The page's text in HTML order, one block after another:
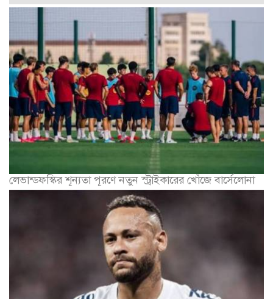
লেভান্ডফস্কির শূন্যতা পূরণে নতুন স্ট্রাইকারের খোঁজে বার্সেলোনা